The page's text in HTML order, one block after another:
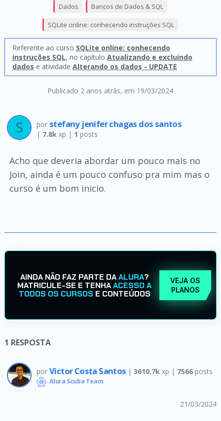
Publicado 2 anos atrás, em 19/03/2024
Dados Bancos de Dados & SQL
SQLite online: conhecendo instruções SQL
Referente ao curso SQLite online: conhecendo
instruções SQL, no capítulo Atualizando e excluindo
dados e atividade Alterando os dados - UPDATE
por stefany jenifer chagas dos santos
| 7.8kxp | 1 posts
Acho que deveria abordar um pouco mais no
Join, ainda é um pouco confuso pra mim mas o
curso é um bom inicio.
AINDA NÃO FAZ PARTE DAALURA?
MATRICULE-SE E TENHAACESSO A
TODOS OS CURSOS E CONTEÚDOS
VEJA OS
PLANOS
1 RESPOSTA
por Victor Costa Santos | 3610.7k xp | 7566posts
Alura Scuba Team
21/03/2024